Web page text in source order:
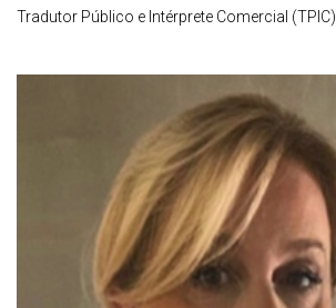
Tradutor Público e Intérprete Comercial (TPIC)